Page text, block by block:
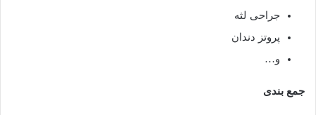
جراحی لثه
پروتز دندان
و…
جمع بندی